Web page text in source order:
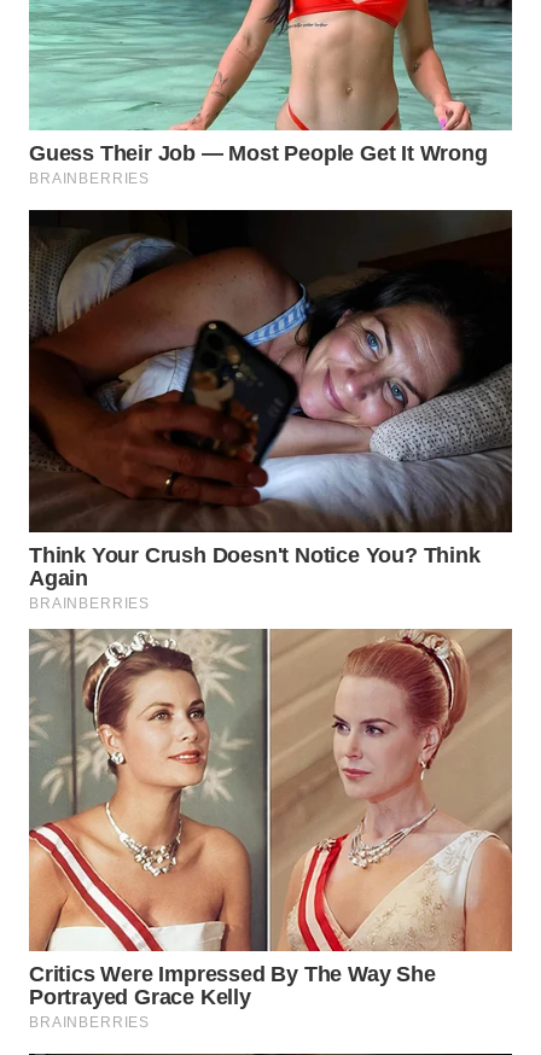
WN
KALTARA
WN
KALTIM
SULSEL
WN
GORONTALO
WN
SULUT
WN
MALUKU
WN
MALUT
DAIRI
WN
DANAU
TOBA
WN
NIAS
WN